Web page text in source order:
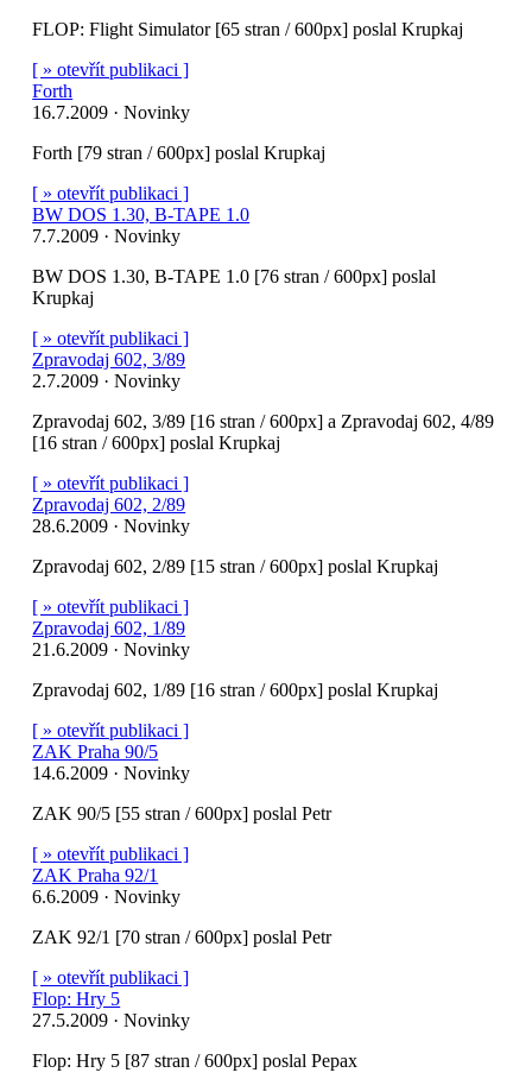
FLOP: Flight Simulator [65 stran / 600px] poslal Krupkaj
[ » otevřít publikaci ]
Forth
16.7.2009 · Novinky
Forth [79 stran / 600px] poslal Krupkaj
[ » otevřít publikaci ]
BW DOS 1.30, B-TAPE 1.0
7.7.2009 · Novinky
BW DOS 1.30, B-TAPE 1.0 [76 stran / 600px] poslal
Krupkaj
[ » otevřít publikaci ]
Zpravodaj 602, 3/89
2.7.2009 · Novinky
Zpravodaj 602, 3/89 [16 stran / 600px] a Zpravodaj 602, 4/89
[16 stran / 600px] poslal Krupkaj
[ » otevřít publikaci ]
Zpravodaj 602, 2/89
28.6.2009 · Novinky
Zpravodaj 602, 2/89 [15 stran / 600px] poslal Krupkaj
[ » otevřít publikaci ]
Zpravodaj 602, 1/89
21.6.2009 · Novinky
Zpravodaj 602, 1/89 [16 stran / 600px] poslal Krupkaj
[ » otevřít publikaci ]
ZAK Praha 90/5
14.6.2009 · Novinky
ZAK 90/5 [55 stran / 600px] poslal Petr
[ » otevřít publikaci ]
ZAK Praha 92/1
6.6.2009 · Novinky
ZAK 92/1 [70 stran / 600px] poslal Petr
[ » otevřít publikaci ]
Flop: Hry 5
27.5.2009 · Novinky
Flop: Hry 5 [87 stran / 600px] poslal Pepax